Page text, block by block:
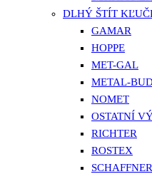
DLHÝ ŠTÍT
GAMAR
HOPPE
MET-GAL
METAL-
NOMET
OSTATNÍ
RICHTER
ROSTEX
SCHAFFNER